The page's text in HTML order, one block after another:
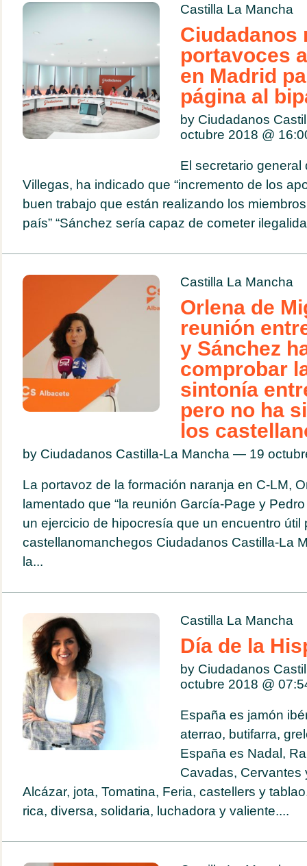
Castilla La Mancha
Ciudadanos
portavoces
en Madrid
página al
by Ciudadanos
octubre 2018 @
El secretario
Villegas, ha indicado que “incremento de los
buen trabajo que están realizando los
país” “Sánchez sería capaz de cometer
Castilla La Mancha
Orlena de
reunión
y Sánchez
comprobar
sintonía
pero no ha
los
by Ciudadanos Castilla-La Mancha — 19
La portavoz de la formación naranja en C-LM,
lamentado que “la reunión García-Page y
un ejercicio de hipocresía que un encuentro útil
castellanomanchegos Ciudadanos Castilla-La
la...
Castilla La Mancha
Día de la
by Ciudadanos
octubre 2018 @
España es jamón
aterrao, butifarra,
España es Nadal,
Cavadas, Cervantes
Alcázar, jota, Tomatina, Feria, castellers y
rica, diversa, solidaria, luchadora y valiente....